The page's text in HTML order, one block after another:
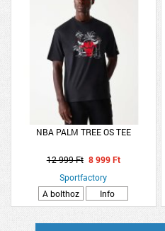
NBA PALM TREE OS TEE
12 999 Ft 8 999 Ft
Sportfactory
A bolthoz
Info